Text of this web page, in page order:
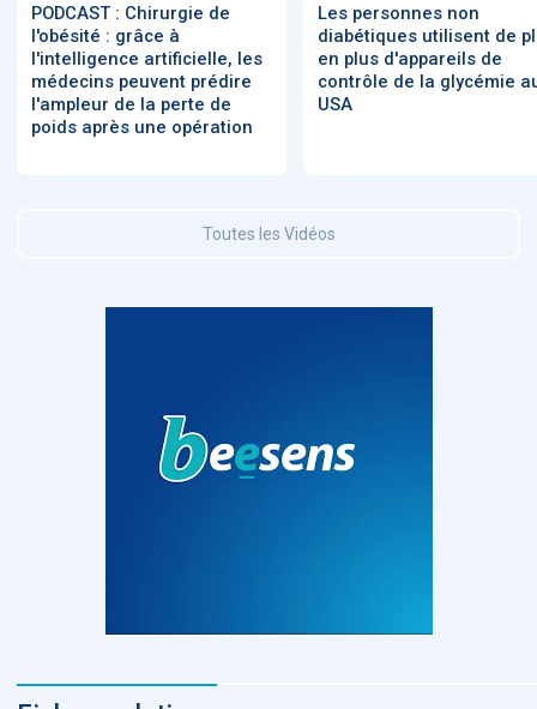
PODCAST : Chirurgie de
l'obésité : grâce à
l'intelligence artificielle, les
médecins peuvent prédire
l'ampleur de la perte de
poids après une opération
Les personnes non
diabétiques utilisent de
en plus d'appareils de
contrôle de la glycémie
USA
Toutes les Vidéos